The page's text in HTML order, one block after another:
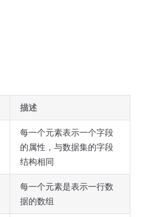
描述
每一个元素表示一个字段
的属性，与数据集的字段
结构相同
每一个元素是表示一行数
据的数组